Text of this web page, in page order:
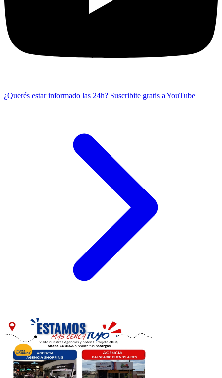
¿Querés estar informado las 24h? Suscribite gratis a YouTube